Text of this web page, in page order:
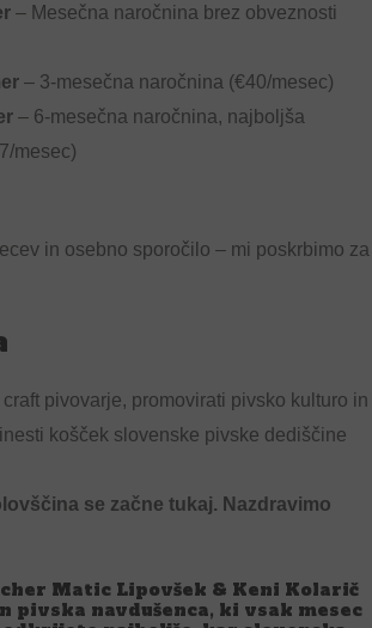
– Mesečna naročnina brez obveznosti
– 3-mesečna naročnina (€40/mesec)
– 6-mesečna naročnina, najboljša
mesec)
in osebno sporočilo – mi poskrbimo za
pivovarje, promovirati pivsko kulturo in
košček slovenske pivske dediščine
se začne tukaj. Nazdravimo
Matic Lipovšek & Keni Kolarič
pivska navdušenca, ki vsak mesec